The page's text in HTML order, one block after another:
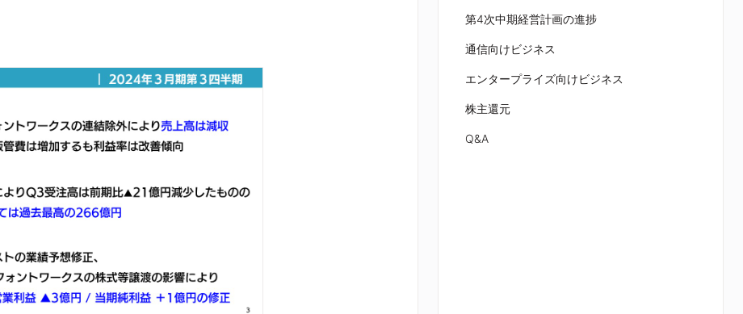
第4次中期経営計画の進捗
通信向けビジネス
エンタープライズ向けビジネス
株主還元
Q&A